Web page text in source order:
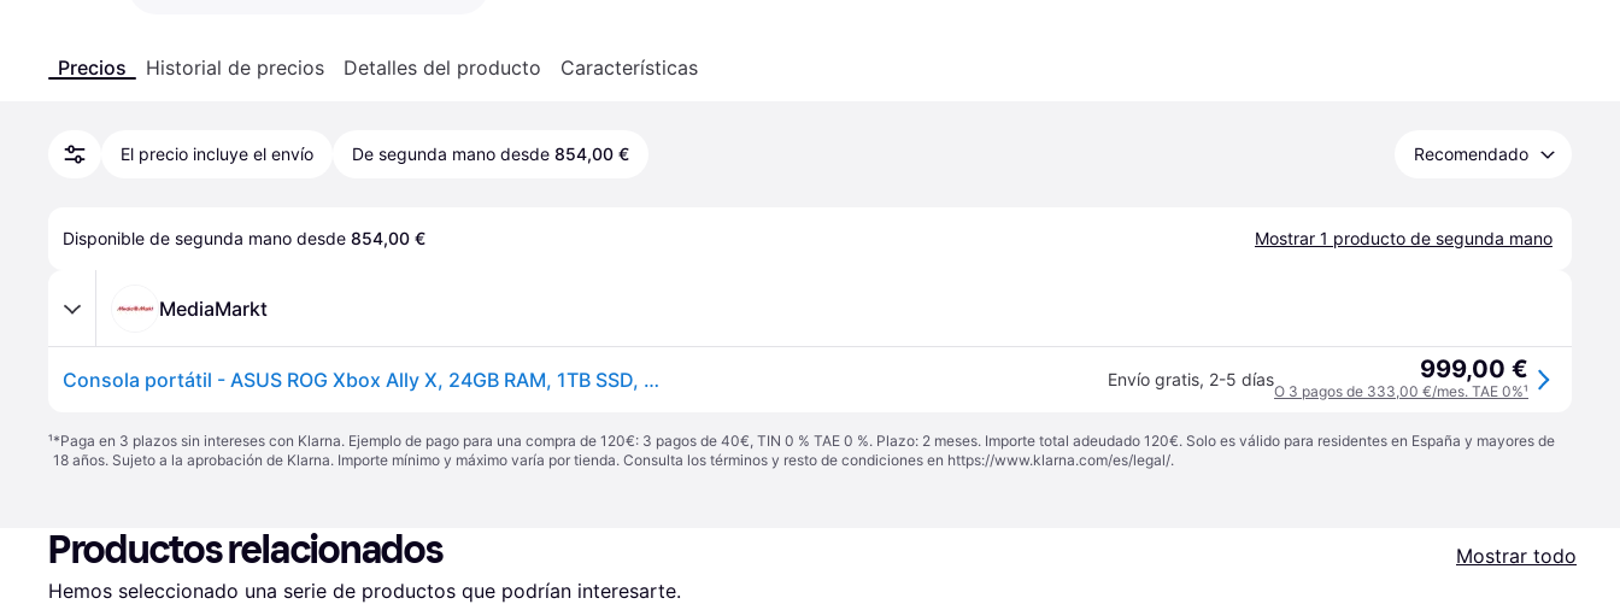
Precios Historial de precios Detalles del producto Características
El precio incluye el envío De segunda mano desde 854,00 € Recomendado
Disponible de segunda mano desde 854,00 € Mostrar 1 producto de segunda mano
MediaMarkt
Consola portátil - ASUS ROG Xbox Ally X, 24GB RAM, 1TB SSD, Ryzen™ AI Z2 Extreme, 7" FHD táctil 120Hz, WI-FI 6E, W11 Home, Game Pass Premium Incluido Envío gratis, 2-5 días 999,00 €
O 3 pagos de 333,00 €/mes. TAE 0%¹
¹*Paga en 3 plazos sin intereses con Klarna. Ejemplo de pago para una compra de 120€: 3 pagos de 40€, TIN 0 % TAE 0 %. Plazo: 2 meses. Importe total adeudado 120€. Solo es válido para residentes en España y mayores de
18 años. Sujeto a la aprobación de Klarna. Importe mínimo y máximo varía por tienda. Consulta los términos y resto de condiciones en https://www.klarna.com/es/legal/.
Productos relacionados
Mostrar todo
Hemos seleccionado una serie de productos que podrían interesarte.